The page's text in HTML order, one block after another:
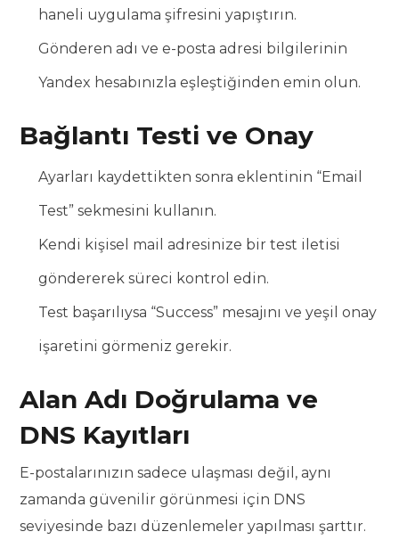
haneli uygulama şifresini yapıştırın.
Gönderen adı ve e-posta adresi bilgilerinin
Yandex hesabınızla eşleştiğinden emin olun.
Bağlantı Testi ve Onay
Ayarları kaydettikten sonra eklentinin “Email
Test” sekmesini kullanın.
Kendi kişisel mail adresinize bir test iletisi
göndererek süreci kontrol edin.
Test başarılıysa “Success” mesajını ve yeşil onay
işaretini görmeniz gerekir.
Alan Adı Doğrulama ve
DNS Kayıtları
E-postalarınızın sadece ulaşması değil, aynı
zamanda güvenilir görünmesi için DNS
seviyesinde bazı düzenlemeler yapılması şarttır.